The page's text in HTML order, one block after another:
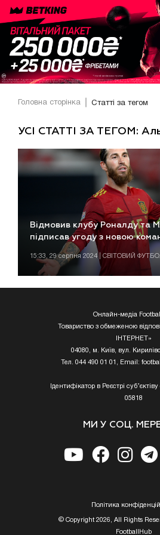
Головна сторінка Статті за тегом
УСІ СТАТТІ ЗА ТЕГОМ:
Відмовив клубу Роналду та
підписав угоду з новою
15:33, 29 серпня 2024 | СВІТОВИЙ
Онлайн-медіа
Товариство з обмеженою
ІНТЕРНЕТ»
04080, м. Київ, вул.
Тел. 044 490 01 01, Email:
Ідентифікатор в Реєстрі
05818
МИ У СОЦ.
Полiтика
© Copyright 2026, All Rights
FootballHub